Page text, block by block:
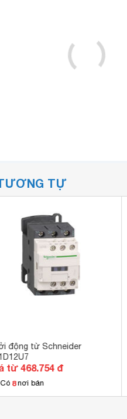
TỰ
động từ Schneider
từ 468.754 đ
Có 8 nơi bán